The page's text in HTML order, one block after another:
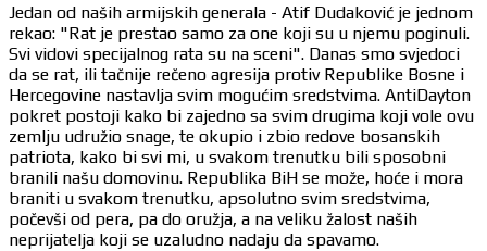
Jedan od naših armijskih generala - Atif Dudaković je jednom
rekao: "Rat je prestao samo za one koji su u njemu poginuli.
Svi vidovi specijalnog rata su na sceni". Danas smo svjedoci
da se rat, ili tačnije rečeno agresija protiv Republike Bosne i
Hercegovine nastavlja svim mogućim sredstvima. AntiDayton
pokret postoji kako bi zajedno sa svim drugima koji vole ovu
zemlju udružio snage, te okupio i zbio redove bosanskih
patriota, kako bi svi mi, u svakom trenutku bili sposobni
branili našu domovinu. Republika BiH se može, hoće i mora
braniti u svakom trenutku, apsolutno svim sredstvima,
počevši od pera, pa do oružja, a na veliku žalost naših
neprijatelja koji se uzaludno nadaju da spavamo.